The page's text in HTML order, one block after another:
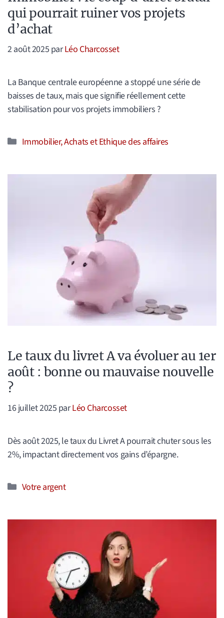
qui pourrait ruiner vos projets
d’achat
2 août 2025 parLéo Charcosset
La Banque centrale européenne a stoppé une série de
baisses de taux, mais que signifie réellement cette
stabilisation pour vos projets immobiliers ?
Catégories
Immobilier, Achats et Ethique des affaires
Le taux du livret A va évoluer au 1er
août : bonne ou mauvaise nouvelle
?
16 juillet 2025 parLéo Charcosset
Dès août 2025, le taux du Livret A pourrait chuter sous les
2%, impactant directement vos gains d’épargne.
Catégories
Votre argent